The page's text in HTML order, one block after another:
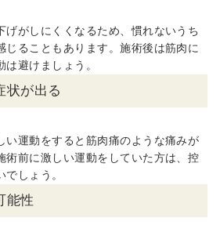
げがしにくくなるため、慣れないうち
じることもあります。施術後は筋肉に
避けましょう。
状が出る
い運動をすると筋肉痛のような痛みが
術前に激しい運動をしていた方は、控
でしょう。
能性